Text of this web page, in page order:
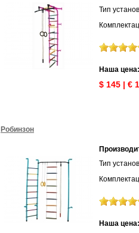
Тип
Наша
$ 145 | €
Робинзон
Тип
Наша